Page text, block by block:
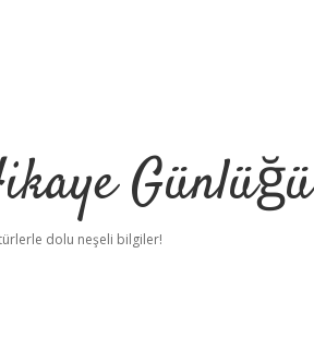
Günlüğü
dolu neşeli bilgiler!